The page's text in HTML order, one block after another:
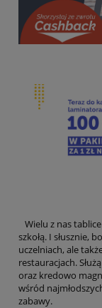
Wielu z nas
szkołą. I słusznie,
uczelniach, ale
restauracjach.
oraz kredowo
wśród
zabawy.